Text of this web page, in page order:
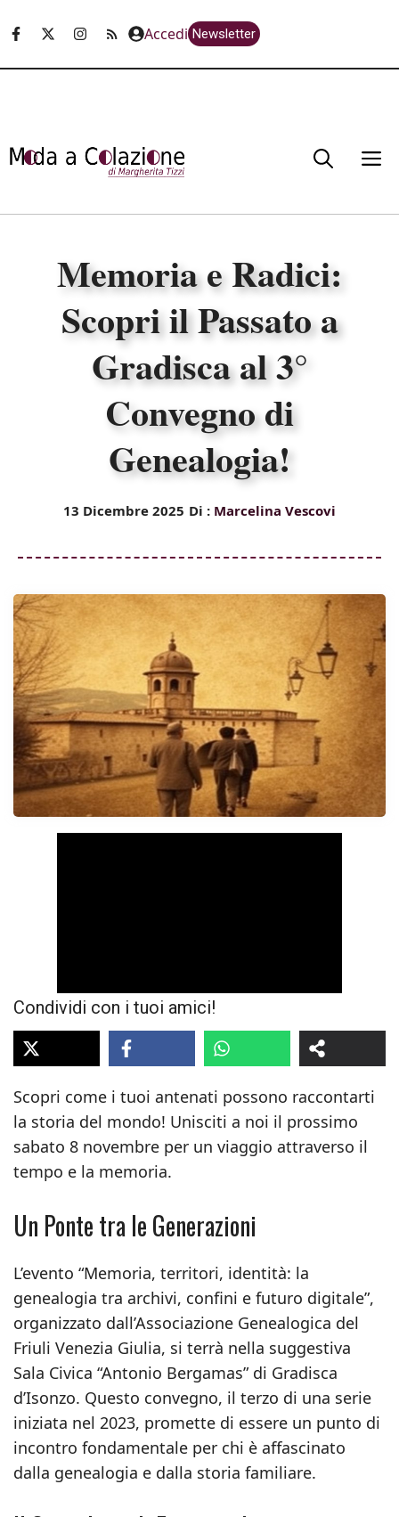
Accedi Newsletter
Memoria e Radici:
Scopri il Passato a
Gradisca al 3°
Convegno di
Genealogia!
13 Dicembre 2025 Di : Marcelina Vescovi
Condividi con i tuoi amici!
Scopri come i tuoi antenati possono raccontarti
la storia del mondo! Unisciti a noi il prossimo
sabato 8 novembre per un viaggio attraverso il
tempo e la memoria.
Un Ponte tra le Generazioni
L’evento “Memoria, territori, identità: la
genealogia tra archivi, confini e futuro digitale”,
organizzato dall’Associazione Genealogica del
Friuli Venezia Giulia, si terrà nella suggestiva
Sala Civica “Antonio Bergamas” di Gradisca
d’Isonzo. Questo convegno, il terzo di una serie
iniziata nel 2023, promette di essere un punto di
incontro fondamentale per chi è affascinato
dalla genealogia e dalla storia familiare.